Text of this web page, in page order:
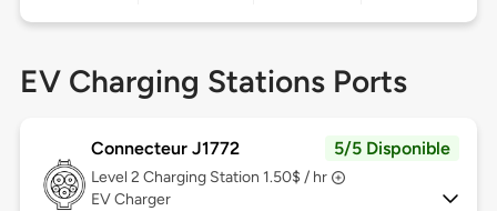
EV Charging Stations Ports
Connecteur J1772 5/5 Disponible
Level 2 Charging Station 1.50$ / hr
EV Charger